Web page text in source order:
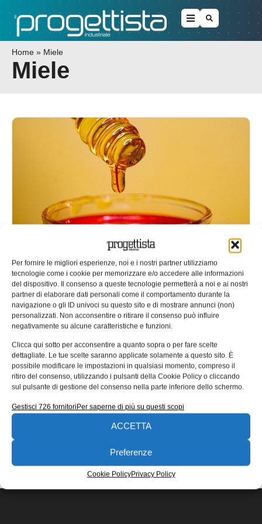
Per fornire le migliori esperienze, noi e i nostri partner utilizziamo
tecnologie come i cookie per memorizzare e/o accedere alle informazioni
del dispositivo. Il consenso a queste tecnologie permetterà a noi e ai nostri
partner di elaborare dati personali come il comportamento durante la
navigazione o gli ID univoci su questo sito e di mostrare annunci (non)
personalizzati. Non acconsentire o ritirare il consenso può influire
negativamente su alcune caratteristiche e funzioni.
Clicca qui sotto per acconsentire a quanto sopra o per fare scelte
dettagliate. Le tue scelte saranno applicate solamente a questo sito. È
possibile modificare le impostazioni in qualsiasi momento, compreso il
ritiro del consenso, utilizzando i pulsanti della Cookie Policy o cliccando
sul pulsante di gestione del consenso nella parte inferiore dello schermo.
Gestisci 726 fornitoriPer saperne di più su questi scopi
ACCETTA
Preferenze
Cookie PolicyPrivacy Policy
Home » Miele
Miele
Miele, “materia prima” dei
computer del futuro?
Secondo uno studio della Washington State University il
miele potrebbe essere usato per sviluppare alcuni
componenti per i computer neuromorfici.
Riccardo Fioretto 06/04/2022
EDICOLA WEB